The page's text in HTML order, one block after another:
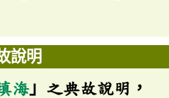
說明
海」之典故說明，